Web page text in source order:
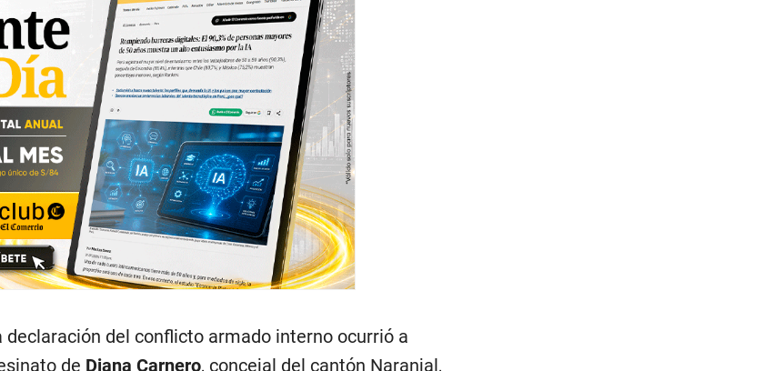
declaración del conflicto armado interno ocurrió a
costera de Guayas, a pocos kilómetros deCamilo